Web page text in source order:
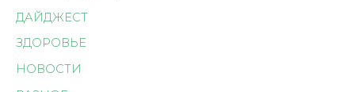
ДАЙДЖЕСТ
ЗДОРОВЬЕ
НОВОСТИ